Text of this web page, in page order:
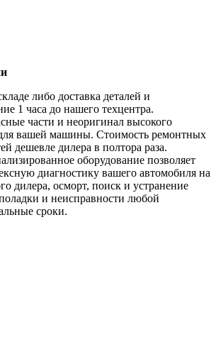
либо доставка деталей и
1 часа до нашего техцентра.
части и неоригинал высокого
вашей машины. Стоимость ремонтных
дешевле дилера в полтора раза.
оборудование позволяет
диагностику вашего автомобиля на
дилера, осморт, поиск и устранение
и неисправности любой
сроки.